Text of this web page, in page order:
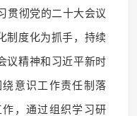
贯彻党的二十大会议
制度化为抓手，持续
议精神和习近平新时
意识工作责任制落
，通过组织学习研